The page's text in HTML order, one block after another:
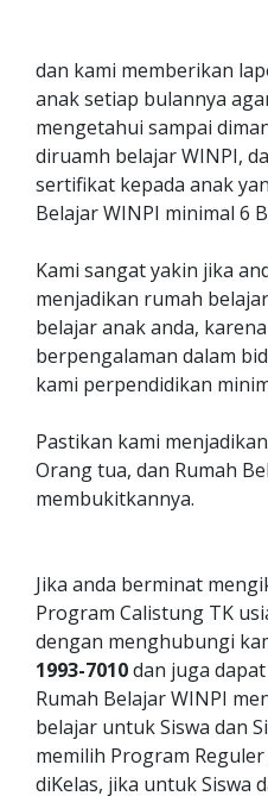
dan kami memberikan
anak setiap bulannya
mengetahui sampai
diruamh belajar WINPI,
sertifikat kepada anak
Belajar WINPI minimal 6
Kami sangat yakin jika
menjadikan rumah
belajar anak anda,
berpengalaman dalam
kami perpendidikan
Pastikan kami
Orang tua, dan Rumah
membukitkannya.
Jika anda berminat
Program Calistung TK
dengan menghubungi
1993-7010dan juga
Rumah Belajar WINPI
belajar untuk Siswa dan
memilih Program
diKelas, jika untuk Siswa